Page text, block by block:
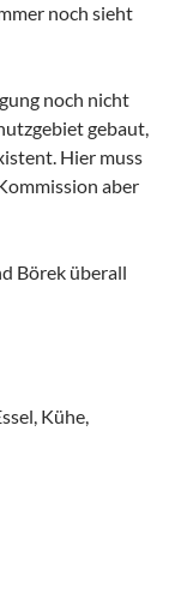
noch sieht
noch nicht
gebaut,
Hier muss
aber
Börek überall
Kühe,